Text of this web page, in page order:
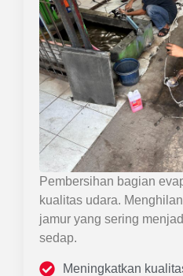
Pembersihan bagian
kualitas udara.
jamur yang sering
sedap.
Meningkatkan